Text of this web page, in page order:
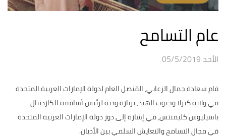
عام التسامح
الأحد 05/5/2019
قام سعادة جمال الزعابي، القنصل العام لدولة الإمارات العربية المتحدة
في ولاية كيرلا وجنوب الهند، بزيارة ودية لرئيس أساقفة الكاردينال
باسيليوس كليمنتس، في إشارة إلى دور دولة الإمارات العربية المتحدة
في مجال التسامح والتعايش السلمي بين الأديان.